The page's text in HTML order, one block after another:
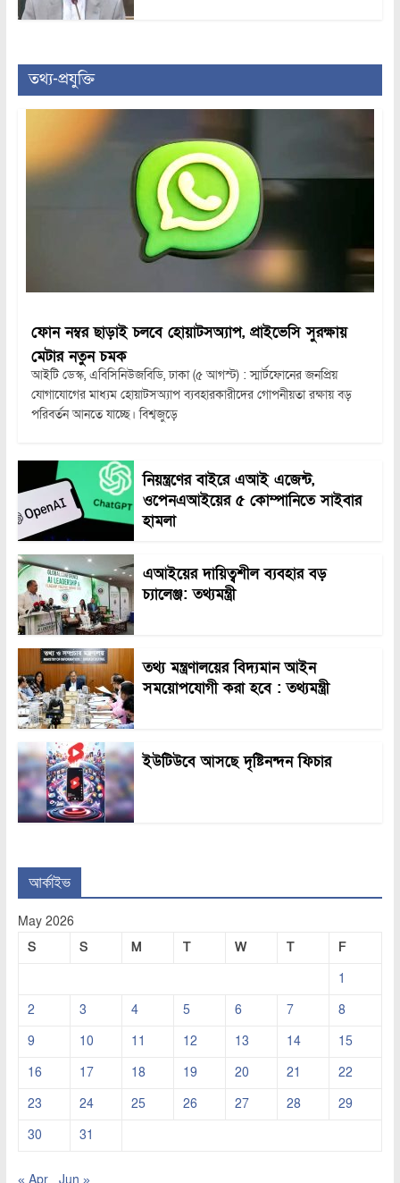
তথ্য-প্রযুক্তি
ফোন নম্বর ছাড়াই চলবে হোয়াটসঅ্যাপ, প্রাইভেসি সুরক্ষায়
মেটার নতুন চমক
আইটি ডেস্ক, এবিসিনিউজবিডি, ঢাকা (৫ আগস্ট) : স্মার্টফোনের জনপ্রিয়
যোগাযোগের মাধ্যম হোয়াটসঅ্যাপ ব্যবহারকারীদের গোপনীয়তা রক্ষায় বড়
পরিবর্তন আনতে যাচ্ছে। বিশ্বজুড়ে
নিয়ন্ত্রণের বাইরে এআই এজেন্ট,
ওপেনএআইয়ের ৫ কোম্পানিতে সাইবার
হামলা
এআইয়ের দায়িত্বশীল ব্যবহার বড়
চ্যালেঞ্জ: তথ্যমন্ত্রী
তথ্য মন্ত্রণালয়ের বিদ্যমান আইন
সময়োপযোগী করা হবে : তথ্যমন্ত্রী
ইউটিউবে আসছে দৃষ্টিনন্দন ফিচার
আর্কাইভ
May 2026
S
S M T W T
F
1
2
3 4 5 6 7
8
9
10 11 12 13 14
15
16
17 18 19 20 21
22
23
24 25 26 27 28
29
30
31